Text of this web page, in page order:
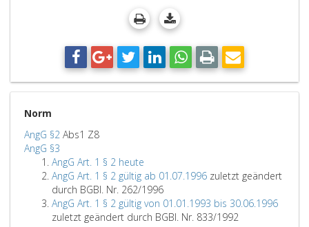
Norm
AngG §2 Abs1 Z8
AngG §3
AngG Art. 1 § 2 heute
AngG Art. 1 § 2 gültig ab 01.07.1996 zuletzt geändert
durch BGBl. Nr. 262/1996
AngG Art. 1 § 2 gültig von 01.01.1993 bis 30.06.1996
zuletzt geändert durch BGBl. Nr. 833/1992